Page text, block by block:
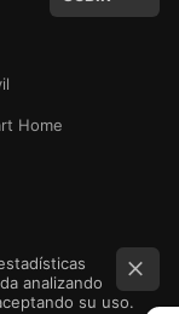
Home
analizando
su uso.